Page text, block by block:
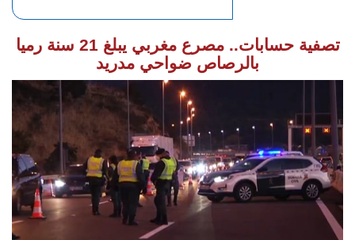
تصفية حسابات.. مصرع مغربي يبلغ 21 سنة رميا
بالرصاص ضواحي مدريد